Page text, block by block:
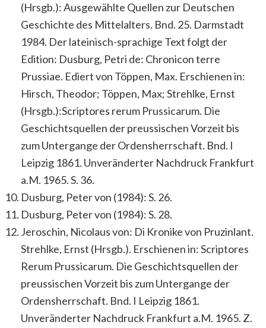
(Hrsgb.): Ausgewählte Quellen zur Deutschen
Geschichte des Mittelalters. Bnd. 25. Darmstadt
1984. Der lateinisch-sprachige Text folgt der
Edition: Dusburg, Petri de: Chronicon terre
Prussiae. Ediert von Töppen, Max. Erschienen in:
Hirsch, Theodor; Töppen, Max; Strehlke, Ernst
(Hrsgb.):Scriptores rerum Prussicarum. Die
Geschichtsquellen der preussischen Vorzeit bis
zum Untergange der Ordensherrschaft. Bnd. I
Leipzig 1861. Unveränderter Nachdruck Frankfurt
a.M. 1965. S. 36.
Dusburg, Peter von (1984): S. 26.
Dusburg, Peter von (1984): S. 28.
Jeroschin, Nicolaus von: Di Kronike von Pruzinlant.
Strehlke, Ernst (Hrsgb.). Erschienen in: Scriptores
Rerum Prussicarum. Die Geschichtsquellen der
preussischen Vorzeit bis zum Untergange der
Ordensherrschaft. Bnd. I Leipzig 1861.
Unveränderter Nachdruck Frankfurt a.M. 1965. Z.